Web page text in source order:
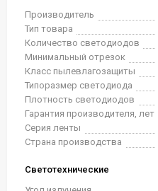
Производитель
Тип товара
Количество светодиодов
Минимальный отрезок
Класс пылевлагозащиты
Типоразмер светодиода
Плотность светодиодов
Гарантия производителя, лет
Серия ленты
Страна производства
Светотехнические